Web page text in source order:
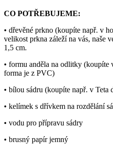
CO POTŘEBUJEME:
• dřevěné prkno (koupíte např. v
velikost prkna záleží na vás, naše
1,5 cm.
• formu anděla na odlitky (koupíte
forma je z PVC)
• bílou sádru (koupíte např. v Teta
• kelímek s dřívkem na rozdělání
• vodu pro přípravu sádry
• brusný papír jemný